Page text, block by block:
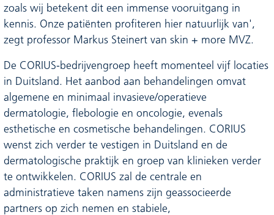
zoals wij betekent dit een immense vooruitgang in
kennis. Onze patiënten profiteren hier natuurlijk van',
zegt professor Markus Steinert van skin + more MVZ.
De CORIUS-bedrijvengroep heeft momenteel vijf locaties
in Duitsland. Het aanbod aan behandelingen omvat
algemene en minimaal invasieve/operatieve
dermatologie, flebologie en oncologie, evenals
esthetische en cosmetische behandelingen. CORIUS
wenst zich verder te vestigen in Duitsland en de
dermatologische praktijk en groep van klinieken verder
te ontwikkelen. CORIUS zal de centrale en
administratieve taken namens zijn geassocieerde
partners op zich nemen en stabiele,